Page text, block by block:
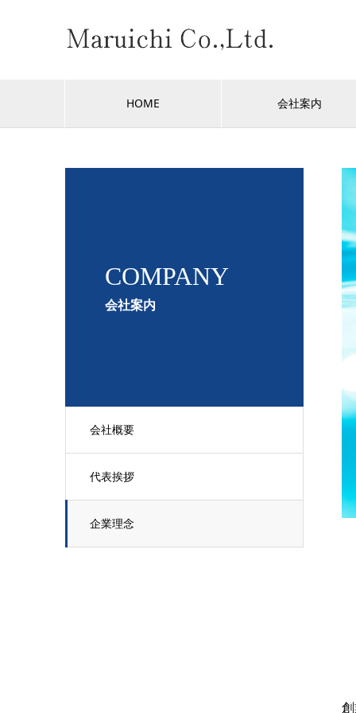
HOME 会社案内
COMPANY
会社案内
会社概要
代表挨拶
企業理念